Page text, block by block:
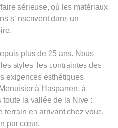
sérieuse, où les matériaux
s’inscrivent dans un
plus de 25 ans. Nous
styles, les contraintes des
exigences esthétiques
à Hasparren, à
toute la vallée de la Nive :
terrain en arrivant chez vous,
par cœur.